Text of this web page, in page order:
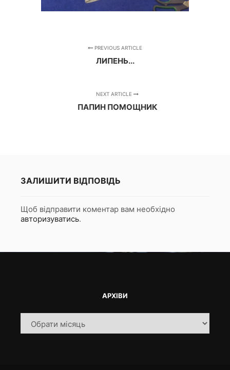
PREVIOUS ARTICLE
ЛИПЕНЬ...
NEXT ARTICLE
ПАПИН ПОМОЩНИК
ЗАЛИШИТИ ВІДПОВІДЬ
Щоб відправити коментар вам необхідно
авторизуватись.
АРХІВИ
Архіви